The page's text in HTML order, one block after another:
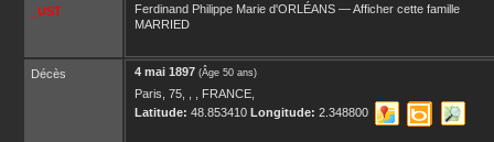
_UST Ferdinand Philippe Marie d'ORLÉANS —Afficher cette famille
MARRIED
Décès 4 mai 1897 (Âge 50 ans)
Paris, 75, , , FRANCE,
Latitude: 48.853410 Longitude: 2.348800